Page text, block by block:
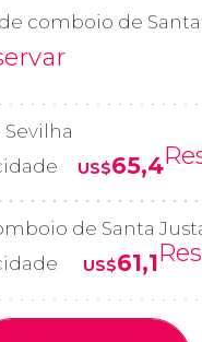
comboio de Santa
US$65,4
de Santa
US$61,1